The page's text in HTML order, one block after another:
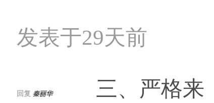
发表于29天前
回复 秦丽华三、严格来（